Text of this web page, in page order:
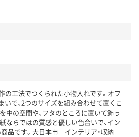
の工法でつくられた小物入れです。オフ
いで、2つのサイズを組み合わせて置くこ
中の空間や、フタのところに置いて飾っ
ならではの質感と優しい色合いで、イン
品です。大日本市 インテリア・収納